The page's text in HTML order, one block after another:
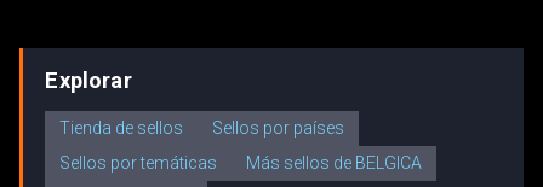
Explorar
Tienda de sellos
Sellos por países
Sellos por temáticas
Más sellos de BELGICA